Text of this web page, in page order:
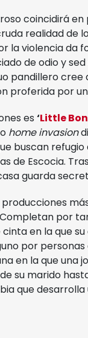
coincidirá
realidad de
la violencia da
de odio y
pandillero cree
proferida por
es ‘Little
home invasion
buscan
de Escocia.
guarda
por
cinta en la que
por
en la que una
su marido
que